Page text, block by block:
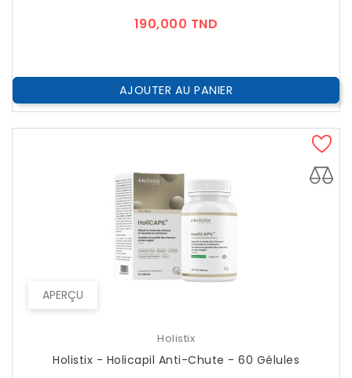
190,000 TND
AJOUTER AU PANIER
APERÇU
Holistix
Holistix - Holicapil Anti-Chute - 60 Gélules